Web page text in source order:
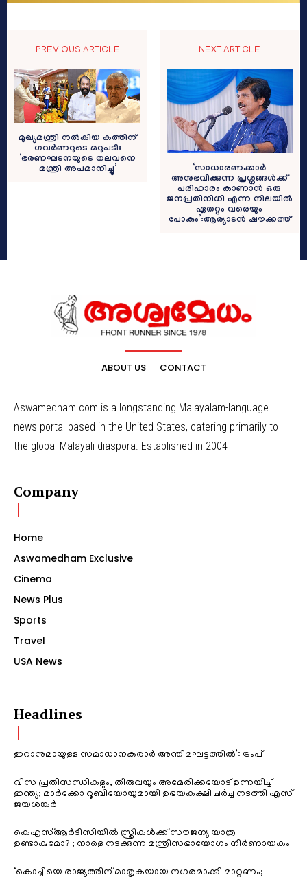
PREVIOUS ARTICLE
മുഖ്യമന്ത്രി നല്‍കിയ കത്തിന്
ഗവര്‍ണറുടെ മറുപടി:
‘ഭരണഘടനയുടെ തലവനെ
മന്ത്രി അപമാനിച്ചു’
NEXT ARTICLE
‘സാധാരണക്കാർ
അനുഭവിക്കുന്ന പ്രശ്നങ്ങൾക്ക്
പരിഹാരം കാണാൻ ഒരു
ജനപ്രതിനിധി എന്ന നിലയിൽ
ഏതറ്റം വരെയും
പോകും’:ആര്യാടൻ ഷൗക്കത്ത്
ABOUT US CONTACT
Aswamedham.com is a longstanding Malayalam-language
news portal based in the United States, catering primarily to
the global Malayali diaspora. Established in 2004
Company
Home
Aswamedham Exclusive
Cinema
News Plus
Sports
Travel
USA News
Headlines
ഇറാനുമായുള്ള സമാധാനകരാർ അന്തിമഘട്ടത്തിൽ‌’: ട്രംപ്
വിസ പ്രതിസന്ധികളും, തീരുവയും അമേരിക്കയോട് ഉന്നയിച്ച്
ഇന്ത്യ; മാർക്കോ റൂബിയോയുമായി ഉഭയകക്ഷി ചർച്ച നടത്തി എസ്
ജയശങ്കർ
കെഎസ്ആർടിസിയിൽ സ്ത്രീകൾക്ക് സൗജന്യ യാത്ര
ഉണ്ടാകുമോ? ; നാളെ നടക്കുന്ന മന്ത്രിസഭായോഗം നിർണായകം
‘കൊച്ചിയെ രാജ്യത്തിന് മാതൃകയായ നഗരമാക്കി മാറ്റണം;